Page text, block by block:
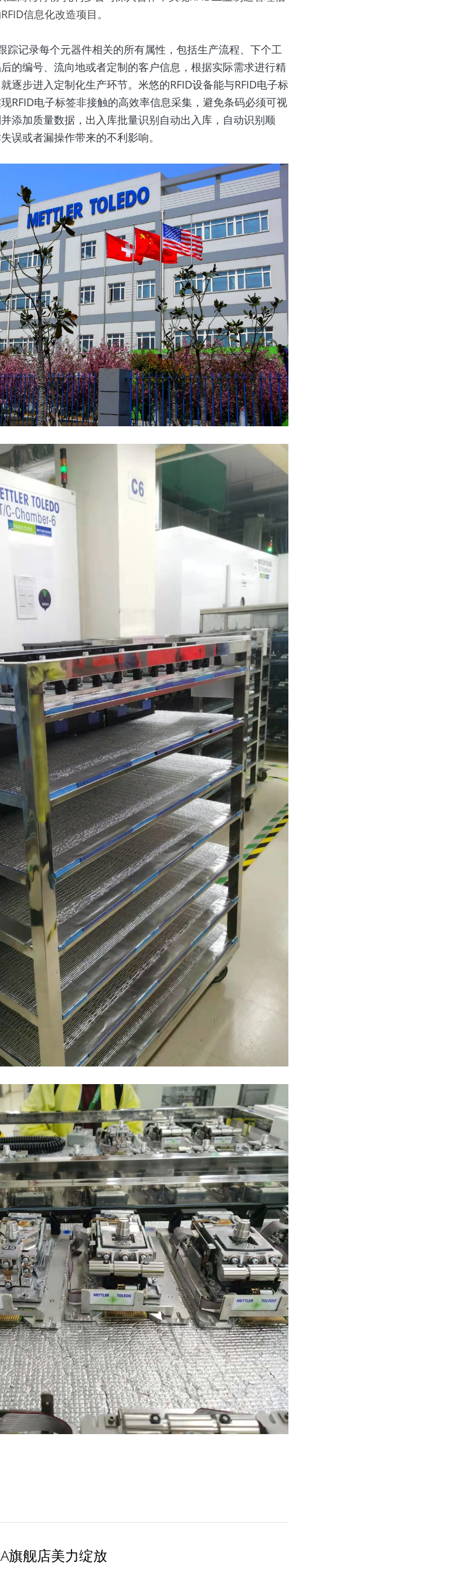
信息化改造项目。
的编号、流向地或者定制的客户信息，根据实际需求进行精
逐步进入定制化生产环节。米悠的RFID设备能与RFID电子标
RFID电子标签非接触的高效率信息采集，避免条码必须可视
添加质量数据，出入库批量识别自动出入库，自动识别顺
误或者漏操作带来的不利影响。
旗舰店美力绽放